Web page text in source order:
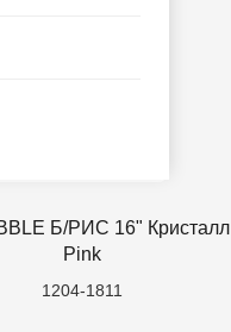
Б/РИС 16" Кристалл
Pink
1204-1811